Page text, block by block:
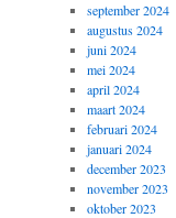
september 2024
augustus 2024
juni 2024
mei 2024
april 2024
maart 2024
februari 2024
januari 2024
december 2023
november 2023
oktober 2023